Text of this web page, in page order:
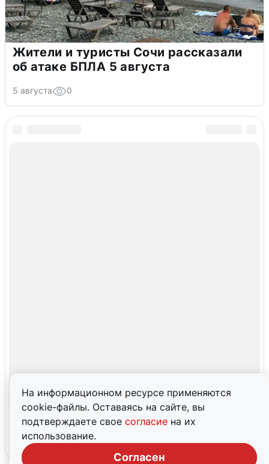
На информационном ресурсе применяются
cookie-файлы. Оставаясь на сайте, вы
подтверждаете свое согласие на их
использование.
Согласен
Жители и туристы Сочи рассказали
об атаке БПЛА 5 августа
5 августа 0